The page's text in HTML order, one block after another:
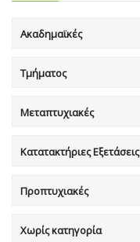
Ακαδημαϊκές
Τμήματος
Μεταπτυχιακές
Κατατακτήριες Εξετάσεις
Προπτυχιακές
Χωρίς κατηγορία